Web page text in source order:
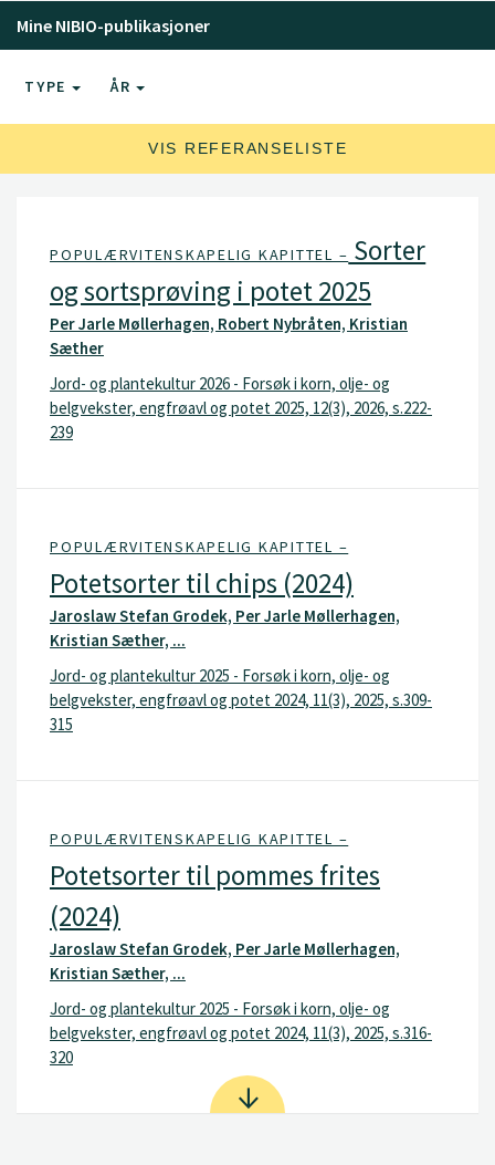
Mine NIBIO-publikasjoner
TYPE ÅR
VIS REFERANSELISTE
POPULÆRVITENSKAPELIG KAPITTEL – Sorter
og sortsprøving i potet 2025
Per Jarle Møllerhagen, Robert Nybråten, Kristian
Sæther
Jord- og plantekultur 2026 - Forsøk i korn, olje- og
belgvekster, engfrøavl og potet 2025, 12(3), 2026, s.222-
239
POPULÆRVITENSKAPELIG KAPITTEL –
Potetsorter til chips (2024)
Jaroslaw Stefan Grodek, Per Jarle Møllerhagen,
Kristian Sæther, ...
Jord- og plantekultur 2025 - Forsøk i korn, olje- og
belgvekster, engfrøavl og potet 2024, 11(3), 2025, s.309-
315
POPULÆRVITENSKAPELIG KAPITTEL –
Potetsorter til pommes frites
(2024)
Jaroslaw Stefan Grodek, Per Jarle Møllerhagen,
Kristian Sæther, ...
Jord- og plantekultur 2025 - Forsøk i korn, olje- og
belgvekster, engfrøavl og potet 2024, 11(3), 2025, s.316-
320